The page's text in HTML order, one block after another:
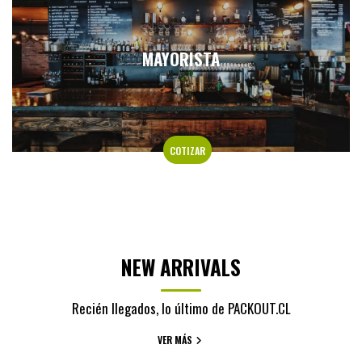
MAYORISTA
COTIZAR
NEW ARRIVALS
Recién llegados, lo último de PACKOUT.CL
VER MÁS